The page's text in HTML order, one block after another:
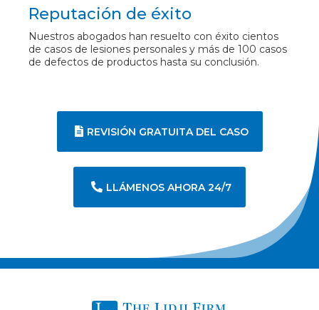
Reputación de éxito
Nuestros abogados han resuelto con éxito cientos
de casos de lesiones personales y más de 100 casos
de defectos de productos hasta su conclusión.
REVISIÓN GRATUITA DEL CASO
LLÁMENOS AHORA 24/7